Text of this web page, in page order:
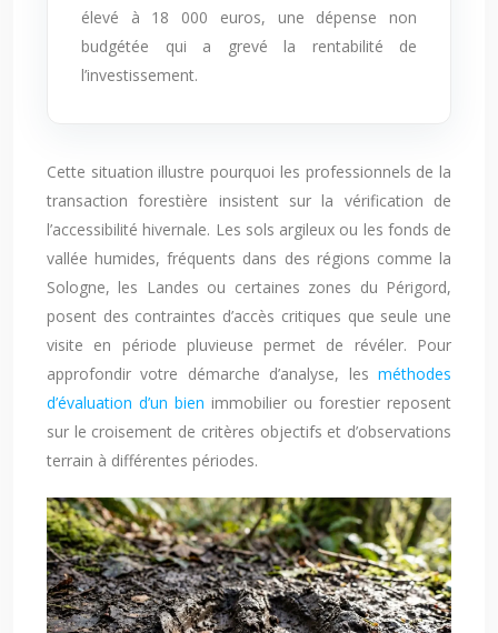
élevé à 18 000 euros, une dépense non
budgétée qui a grevé la rentabilité de
l’investissement.
Cette situation illustre pourquoi les professionnels de la
transaction forestière insistent sur la vérification de
l’accessibilité hivernale. Les sols argileux ou les fonds de
vallée humides, fréquents dans des régions comme la
Sologne, les Landes ou certaines zones du Périgord,
posent des contraintes d’accès critiques que seule une
visite en période pluvieuse permet de révéler. Pour
approfondir votre démarche d’analyse, les méthodes
d’évaluation d’un bien immobilier ou forestier reposent
sur le croisement de critères objectifs et d’observations
terrain à différentes périodes.